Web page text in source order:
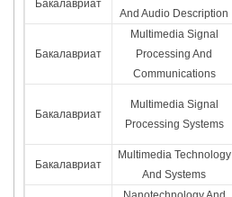
Бакалавриат
And Audio Description
Бакалавриат
Multimedia Signal
Processing And
Communications
Бакалавриат
Multimedia Signal
Processing Systems
Бакалавриат
Multimedia Technology
And Systems